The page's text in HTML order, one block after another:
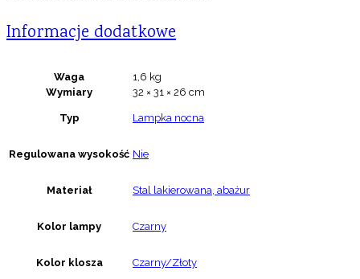
Informacje dodatkowe
Waga
1,6 kg
Wymiary
32 × 31 × 26 cm
Typ Lampka nocna
Regulowana wysokość Nie
Materiał Stal lakierowana, abażur
Kolor lampy Czarny
Kolor klosza Czarny/Złoty